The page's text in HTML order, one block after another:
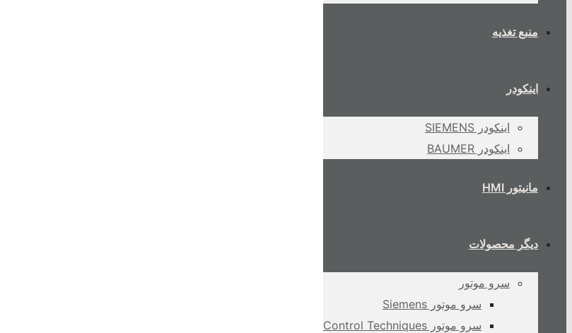
منبع تغذیه
اینکودر
اینکودر SIEMENS
اینکودر BAUMER
مانیتور HMI
دیگر محصولات
سرو موتور
سرو موتور Siemens
سرو موتور Control Techniques